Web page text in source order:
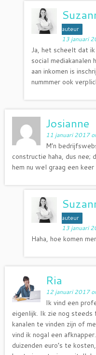
auteur
13 januari
Ja, het scheelt dat ik
social mediakanalen
aan inkomen is
nummmer ook
Josianne
11 januari 2017
M’n
constructie haha, dus nee;
hem nu wel graag een keer
auteur
13 januari
Haha, hoe komen
Ria
12 januari 2017
Ik vind een
eigenlijk. Ik zie nog steeds
kanalen te vinden zijn of
vind ik nogal een
duizenden euro’s te